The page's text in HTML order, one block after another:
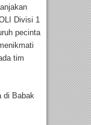
Divisi 1
pecinta
tim
di Babak